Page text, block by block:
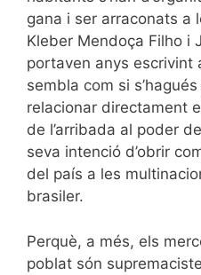
gana i ser arraconats a
Kleber Mendoça Filho i
portaven anys escrivint
sembla com si
relacionar directament
de l’arribada al poder
seva intenció d’obrir
del país a les
brasiler.
Perquè, a més, els
poblat són